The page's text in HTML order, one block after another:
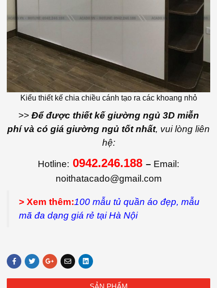
Kiểu thiết kế chia chiều cánh tạo ra các khoang nhỏ
>>Để được thiết kế giường ngủ 3D miễn
phí và có giá giường ngủ tốt nhất, vui lòng liên
hệ:
Hotline: 0942.246.188 – Email:
noithatacado@gmail.com
> Xem thêm:100 mẫu tủ quần áo đẹp, mẫu
mã đa dạng giá rẻ tại Hà Nội
SẢN PHẨM